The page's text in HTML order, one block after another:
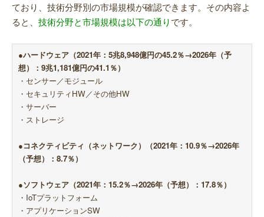
ており、技術分野別の市場規模が確認できます。その内容よ
ると、 技術分野と市場規模は以下の通りです。
●ハードウェア（2021年：5兆8,948億円の45.2％→2026年（予
想）：9兆1,181億円の41.1％）
・センサー／モジュール
・セキュリティHW／その他HW
・サーバー
・ストレージ
●コネクティビティ（ネットワーク）（2021年：10.9％→2026年
（予想）：8.7％）
●ソフトウェア（2021年：15.2％→2026年（予想）：17.8％）
・IoTプラットフォーム
・アプリケーションSW